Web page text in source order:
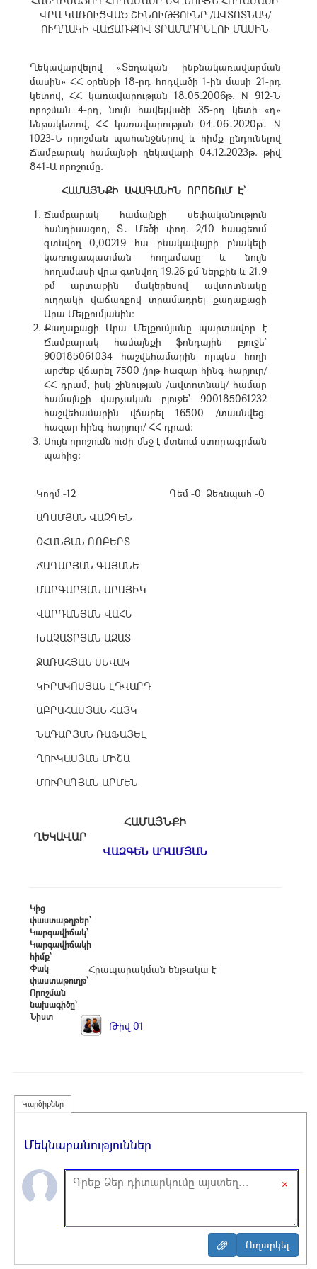
ՎՐԱ ԿԱՌՈՒՑՎԱԾ ՇԻՆՈՒԹՅՈՒՆԸ /ԱՎՏՈՏՆԱԿ/
ՈՒՂՂԱԿԻ ՎԱՃԱՌՔՈՎ ՏՐԱՄԱԴՐԵԼՈՒ ՄԱՍԻՆ
Ղեկավարվելով «Տեղական ինքնակառավարման
մասին» ՀՀ օրենքի 18-րդ հոդվածի 1-ին մասի 21-րդ
կետով, ՀՀ կառավարության 18.05.2006թ. N 912-Ն
որոշման 4-րդ, նույն հավելվածի 35-րդ կետի «դ»
ենթակետով, ՀՀ կառավարության 04․06․2020թ․ N
1023-Ն որոշման պահանջներով և հիմք ընդունելով
Ճամբարակ համայնքի ղեկավարի 04.12.2023թ. թիվ
841-Ա որոշումը.
ՀԱՄԱՅՆՔԻ ԱՎԱԳԱՆԻՆ ՈՐՈՇՈւՄ Է՝
Ճամբարակ համայնքի սեփականություն
հանդիսացող, Տ․ Մեծի փող. 2/10 հասցեում
գտնվող 0,00219 հա բնակավայրի բնակելի
կառուցապատման հողամասը և նույն
հողամասի վրա գտնվող 19.26 քմ ներքին և 21.9
քմ արտաքին մակերեսով ավտոտնակը
ուղղակի վաճառքով տրամադրել քաղաքացի
Արա Մելքումյանին:
Քաղաքացի Արա Մելքումյանը պարտավոր է
Ճամբարակ համայնքի ֆոնդային բյուջե`
900185061034 հաշվեհամարին որպես հողի
արժեք վճարել 7500 /յոթ հազար հինգ հարյուր/
ՀՀ դրամ, իսկ շինության /ավտոտնակ/ համար
համայնքի վարչական բյուջե` 900185061232
հաշվեհամարին վճարել 16500 /տասնվեց
հազար հինգ հարյուր/ ՀՀ դրամ:
Սույն որոշումն ուժի մեջ է մտնում ստորագրման
պահից:
Կողմ -12
ԱԴԱՄՅԱՆ ՎԱԶԳԵՆ
ՕՀԱՆՅԱՆ ՌՈԲԵՐՏ
ՃԱՂԱՐՅԱՆ ԳԱՅԱՆԵ
ՄԱՐԳԱՐՅԱՆ ԱՐԱՅԻԿ
ՎԱՐԴԱՆՅԱՆ ՎԱՀԵ
ԽԱՉԱՏՐՅԱՆ ԱԶԱՏ
ՋԱՌԱՀՅԱՆ ՍԵՎԱԿ
ԿԻՐԱԿՈՍՅԱՆ ԷԴՎԱՐԴ
ԱԲՐԱՀԱՄՅԱՆ ՀԱՅԿ
ՆԱԴԱՐՅԱՆ ՌԱՖԱՅԵԼ
ՂՈՒԿԱՍՅԱՆ ՄԻՇԱ
ՄՈՒՐԱԴՅԱՆ ԱՐՄԵՆ
Դեմ -0 Ձեռնպահ -0
ՀԱՄԱՅՆՔԻ
ՂԵԿԱՎԱՐ
ՎԱԶԳԵՆ ԱԴԱՄՅԱՆ
Կից
փաստաթղթեր՝
Կարգավիճակ՝
Կարգավիճակի
հիմք՝
Փակ
փաստաթուղթ՝
Հրապարակման ենթակա է
Որոշման
նախագիծը՝
Նիստ
Թիվ 01
Կարծիքներ
Մեկնաբանություններ
×